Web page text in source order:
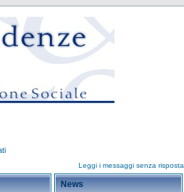
Leggi i messaggi senza risposta
News